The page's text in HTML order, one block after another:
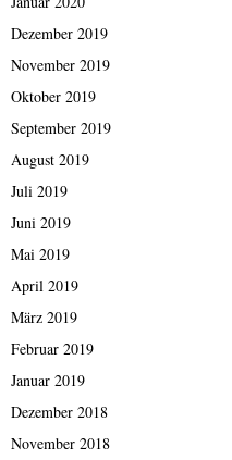
Dezember 2019
November 2019
Oktober 2019
September 2019
August 2019
Juli 2019
Juni 2019
Mai 2019
April 2019
März 2019
Februar 2019
Januar 2019
Dezember 2018
November 2018